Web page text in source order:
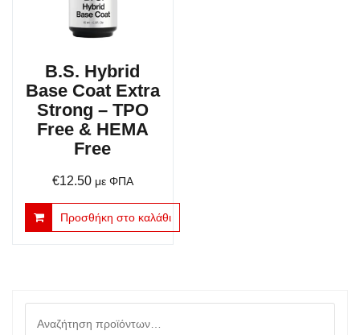
B.S. Hybrid
Base Coat Extra
Strong – TPO
Free & HEMA
Free
€12.50 με ΦΠΑ
Προσθήκη στο καλάθι
για: